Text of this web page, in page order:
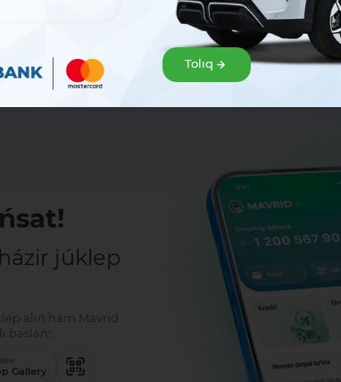
júklep
alıń hám Mavrid
baslań!:
Gallery
Tolıq